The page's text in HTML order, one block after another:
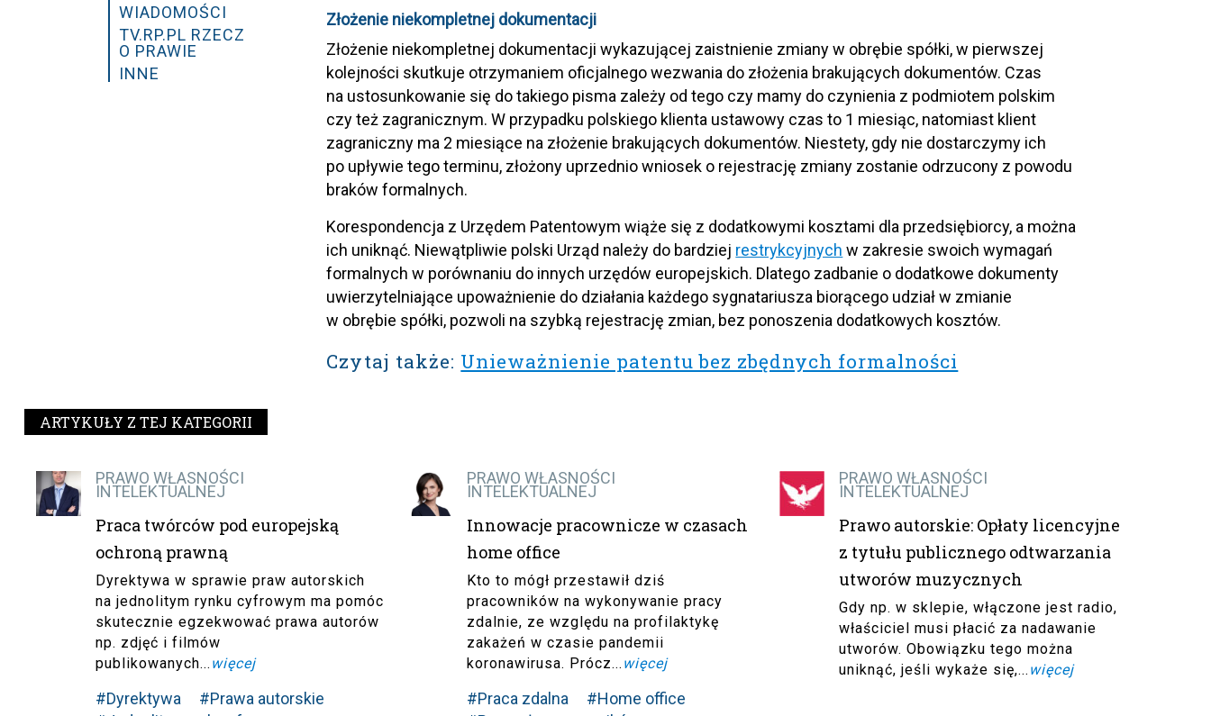
Złożenie niekompletnej dokumentacji
Złożenie niekompletnej dokumentacji wykazującej zaistnienie zmiany w obrębie spółki, w pierwszej
kolejności skutkuje otrzymaniem oficjalnego wezwania do złożenia brakujących dokumentów. Czas
na ustosunkowanie się do takiego pisma zależy od tego czy mamy do czynienia z podmiotem polskim
czy też zagranicznym. W przypadku polskiego klienta ustawowy czas to 1 miesiąc, natomiast klient
zagraniczny ma 2 miesiące na złożenie brakujących dokumentów. Niestety, gdy nie dostarczymy ich
po upływie tego terminu, złożony uprzednio wniosek o rejestrację zmiany zostanie odrzucony z powodu
braków formalnych.
Korespondencja z Urzędem Patentowym wiąże się z dodatkowymi kosztami dla przedsiębiorcy, a można
ich uniknąć. Niewątpliwie polski Urząd należy do bardziej restrykcyjnych w zakresie swoich wymagań
formalnych w porównaniu do innych urzędów europejskich. Dlatego zadbanie o dodatkowe dokumenty
uwierzytelniające upoważnienie do działania każdego sygnatariusza biorącego udział w zmianie
w obrębie spółki, pozwoli na szybką rejestrację zmian, bez ponoszenia dodatkowych kosztów.
Czytaj także: Unieważnienie patentu bez zbędnych formalności
WIADOMOŚCI
TV.RP.PL RZECZ
O PRAWIE
INNE
ARTYKUŁY Z TEJ KATEGORII
PRAWO WŁASNOŚCI
INTELEKTUALNEJ
Praca twórców pod europejską
ochroną prawną
Dyrektywa w sprawie praw autorskich
na jednolitym rynku cyfrowym ma pomóc
skutecznie egzekwować prawa autorów
np. zdjęć i filmów
publikowanych... więcej
#Dyrektywa
#Prawa autorskie
PRAWO WŁASNOŚCI
INTELEKTUALNEJ
Innowacje pracownicze w czasach
home office
Kto to mógł przestawił dziś
pracowników na wykonywanie pracy
zdalnie, ze względu na profilaktykę
zakażeń w czasie pandemii
koronawirusa. Prócz... więcej
#Praca zdalna
#Home office
PRAWO WŁASNOŚCI
INTELEKTUALNEJ
Prawo autorskie: Opłaty licencyjne
z tytułu publicznego odtwarzania
utworów muzycznych
Gdy np. w sklepie, włączone jest radio,
właściciel musi płacić za nadawanie
utworów. Obowiązku tego można
uniknąć, jeśli wykaże się,... więcej